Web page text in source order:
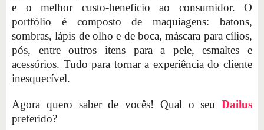
e o melhor custo-benefício ao consumidor. O
portfólio é composto de maquiagens: batons,
sombras, lápis de olho e de boca, máscara para cílios,
pós, entre outros itens para a pele, esmaltes e
acessórios. Tudo para tornar a experiência do cliente
inesquecível.
Agora quero saber de vocês! Qual o seu Dailus
preferido?